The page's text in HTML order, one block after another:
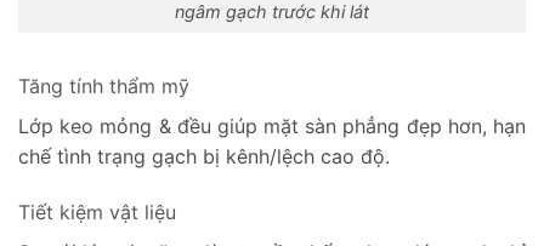
ngâm gạch trước khi lát
Tăng tính thẩm mỹ
Lớp keo mỏng & đều giúp mặt sàn phẳng đẹp hơn, hạn
chế tình trạng gạch bị kênh/lệch cao độ.
Tiết kiệm vật liệu